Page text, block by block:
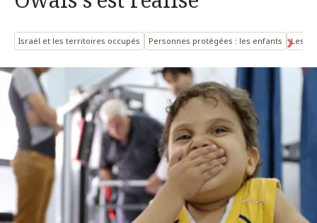
Israël et les territoires occupés Personnes protégées : les enfants Les